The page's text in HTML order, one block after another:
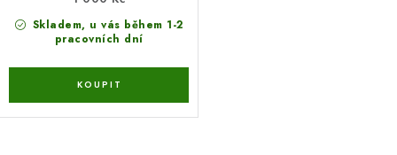
Skladem, u vás během 1-2
pracovních dní